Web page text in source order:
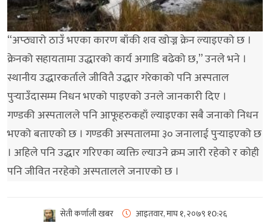
“अप्ठ्यारो ठाउँ भएका कारण बाँकी शव खोज्न क्रेन ल्याइएको छ ।
क्रेनको सहायतामा उद्धारको कार्य अगाडि बढेको छ,” उनले भने ।
स्थानीय उद्धारकर्ताले जीवितै उद्धार गरेकाको पनि अस्पताल
पुर्‍याउँदासम्म निधन भएको पाइएको उनले जानकारी दिए ।
गण्डकी अस्पतालले पनि आफूहरुकहाँ ल्याइएका सबै जनाको निधन
भएको बताएको छ । गण्डकी अस्पतालमा ३० जनालाई पुर्‍याइएको छ
। अहिले पनि उद्धार गरिएका व्यक्ति ल्याउने क्रम जारी रहेको र कोही
पनि जीवित नरहेको अस्पतालले जनाएको छ ।
सेती कर्णाली खबर आइतवार, माघ १, २०७९ १0:२६